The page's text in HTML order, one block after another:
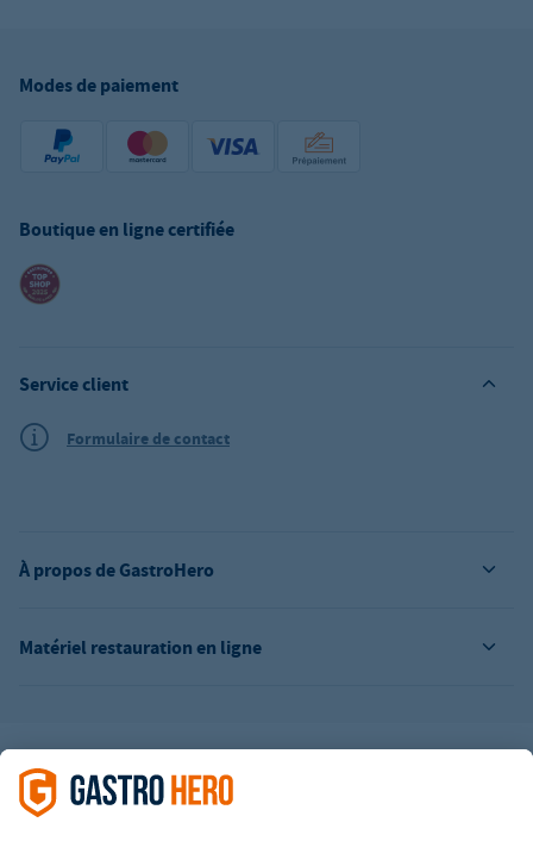
Modes de paiement
Boutique en ligne certifiée
Matériel restauration en ligne
À propos de GastroHero
Service client
Formulaire de contact
L’offre de la société GastroHero est exclusivement destinée aux
entreprises. Tous les prix sont des prix unitaires nets majorés de